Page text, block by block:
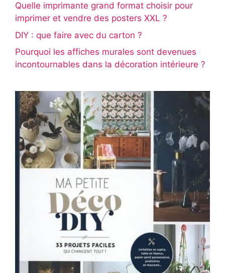
Quelle imprimante grand format choisir pour
imprimer et vendre des posters XXL ?
DIY : que faire avec du carton ?
Pourquoi les affiches murales sont devenues
incontournables dans la décoration intérieure ?